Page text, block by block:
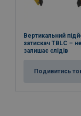
Вертикальний
затискач TBLC – не
залишає слідів
Подивитись